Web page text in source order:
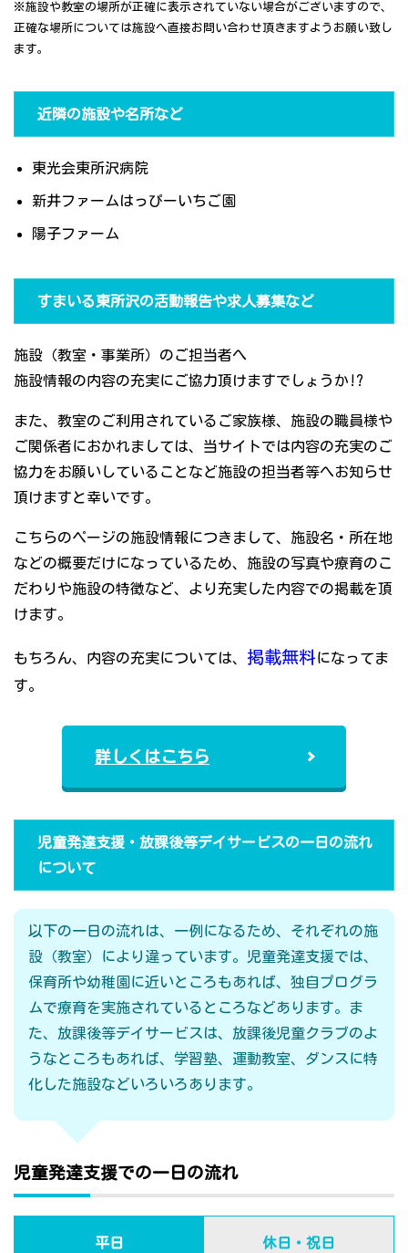
※施設や教室の場所が正確に表示されていない場合がございますので、
正確な場所については施設へ直接お問い合わせ頂きますようお願い致し
ます。
近隣の施設や名所など
東光会東所沢病院
新井ファームはっぴーいちご園
陽子ファーム
すまいる東所沢の活動報告や求人募集など
施設（教室・事業所）のご担当者へ
施設情報の内容の充実にご協力頂けますでしょうか!?
また、教室のご利用されているご家族様、施設の職員様や
ご関係者におかれましては、当サイトでは内容の充実のご
協力をお願いしていることなど施設の担当者等へお知らせ
頂けますと幸いです。
こちらのページの施設情報につきまして、施設名・所在地
などの概要だけになっているため、施設の写真や療育のこ
だわりや施設の特徴など、より充実した内容での掲載を頂
けます。
もちろん、内容の充実については、 掲載無料になってま
す。
詳しくはこちら
児童発達支援・放課後等デイサービスの一日の流れ
について
以下の一日の流れは、一例になるため、それぞれの施
設（教室）により違っています。児童発達支援では、
保育所や幼稚園に近いところもあれば、独自プログラ
ムで療育を実施されているところなどあります。ま
た、放課後等デイサービスは、放課後児童クラブのよ
うなところもあれば、学習塾、運動教室、ダンスに特
化した施設などいろいろあります。
児童発達支援での一日の流れ
平日 休日・祝日